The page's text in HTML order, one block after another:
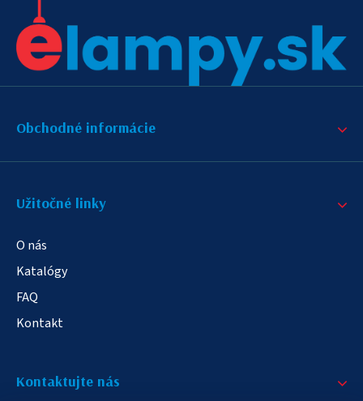
Obchodné informácie
Užitočné linky
O nás
Katalógy
FAQ
Kontakt
Kontaktujte nás